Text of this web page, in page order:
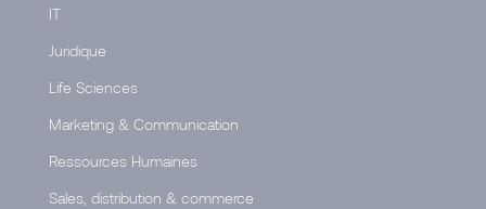
IT
Juridique
Life Sciences
Marketing & Communication
Ressources Humaines
Sales, distribution & commerce